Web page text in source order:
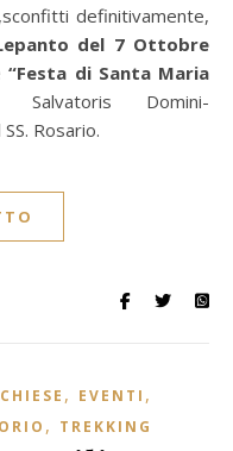
definitivamente,
del 7 Ottobre
“Festa di Santa Maria
Domini-
Rosario.
CHIESE , EVENTI ,
, TREKKING